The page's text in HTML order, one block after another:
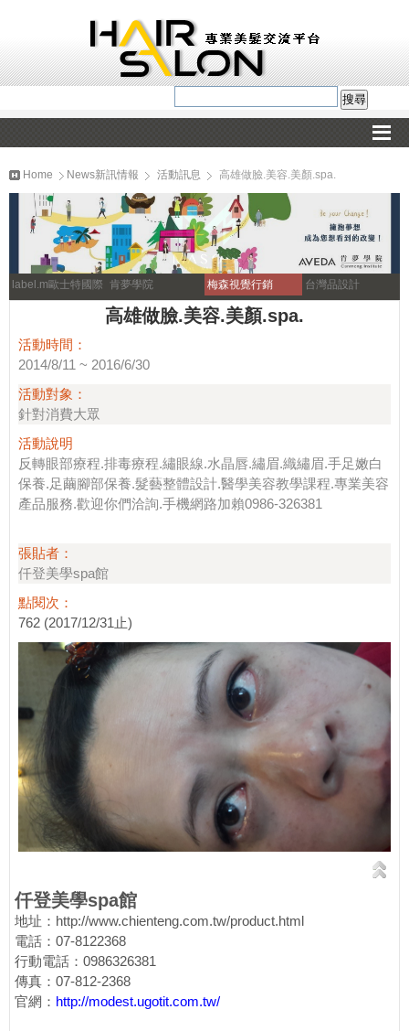
Home News新訊情報 活動訊息 高雄做臉.美容.美顏.spa.
label.m歐士特國際 肯夢學院 梅森視覺行銷 台灣品設計
高雄做臉.美容.美顏.spa.
活動時間：
2014/8/11 ~ 2016/6/30
活動對象：
針對消費大眾
活動說明
反轉眼部療程.排毒療程.繡眼線.水晶唇.繡眉.織繡眉.手足嫩白
保養.足繭腳部保養.髮藝整體設計.醫學美容教學課程.專業美容
產品服務.歡迎你們洽詢.手機網路加賴0986-326381
張貼者：
仟登美學spa館
點閱次：
762 (2017/12/31止)
仟登美學spa館
地址：http://www.chienteng.com.tw/product.html
電話：07-8122368
行動電話：0986326381
傳真：07-812-2368
官網： http://modest.ugotit.com.tw/